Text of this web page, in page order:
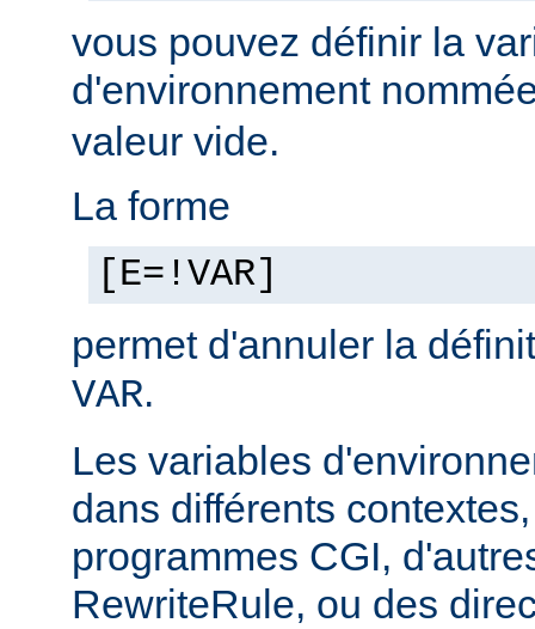
vous pouvez définir la
d'environnement
valeur vide.
La forme
[E=!VAR]
permet d'annuler la
VAR.
Les variables
dans différents
programmes CGI,
RewriteRule, ou des